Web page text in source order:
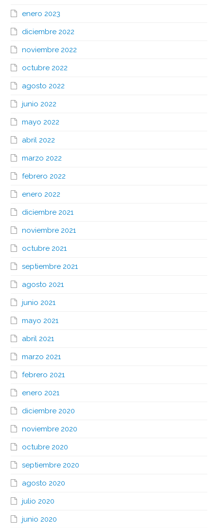
enero 2023
diciembre 2022
noviembre 2022
octubre 2022
agosto 2022
junio 2022
mayo 2022
abril 2022
marzo 2022
febrero 2022
enero 2022
diciembre 2021
noviembre 2021
octubre 2021
septiembre 2021
agosto 2021
junio 2021
mayo 2021
abril 2021
marzo 2021
febrero 2021
enero 2021
diciembre 2020
noviembre 2020
octubre 2020
septiembre 2020
agosto 2020
julio 2020
junio 2020